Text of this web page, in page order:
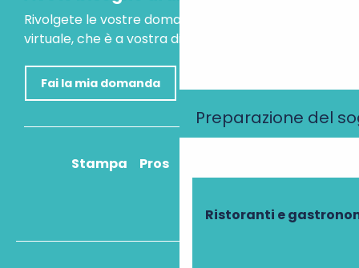
Preparazione del
Ristoranti e
Rivolgete le vostre domande al nostro assistente
virtuale, che è a vostra disposizione per aiutarvi.
Fai la mia domanda
Stampa Pros